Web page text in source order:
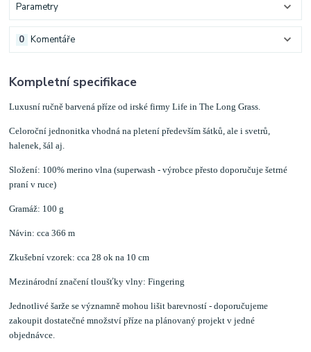
Parametry
Komentáře
0
Kompletní specifikace
Luxusní ručně barvená příze od irské firmy Life in The Long Grass.
Celoroční jednonitka vhodná na pletení především šátků, ale i svetrů,
halenek, šál aj.
Složení: 100% merino vlna (superwash - výrobce přesto doporučuje šetrné
praní v ruce)
Gramáž: 100 g
Návin: cca 366 m
Zkušební vzorek: cca 28 ok na 10 cm
Mezinárodní značení tloušťky vlny: Fingering
Jednotlivé šarže se významně mohou lišit barevností - doporučujeme
zakoupit dostatečné množství příze na plánovaný projekt v jedné
objednávce.